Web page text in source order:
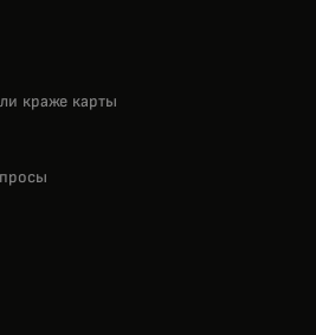
краже карты